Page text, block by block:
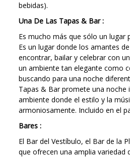
bebidas).
Una De Las Tapas & Bar :
Es mucho más que sólo un lugar
Es un lugar donde los amantes
encontrar, bailar y celebrar con
un ambiente tan elegante como
buscando para una noche
Tapas & Bar promete una noche
ambiente donde el estilo y la
armoniosamente. Incluido en el
Bares :
El Bar del Vestíbulo, el Bar de la
que ofrecen una amplia variedad